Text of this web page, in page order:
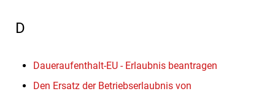
D
Daueraufenthalt-EU - Erlaubnis beantragen
Den Ersatz der Betriebserlaubnis von